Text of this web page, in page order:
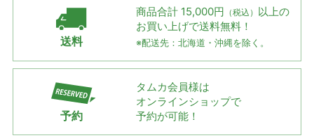
送料
商品合計 15,000円 （税込） 以上の
お買い上げで送料無料！
※配送先：北海道・沖縄を除く。
予約
タムカ会員様は
オンラインショップで
予約が可能！